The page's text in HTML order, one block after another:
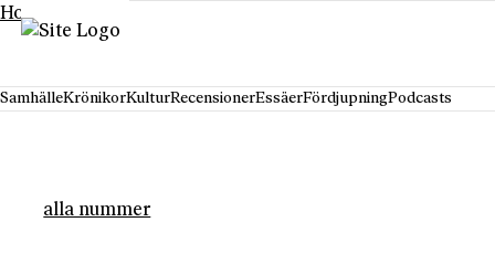
Hoppa till innehåll
SamhälleKrönikorKulturRecensionerEssäerFördjupningPodcasts
alla nummer